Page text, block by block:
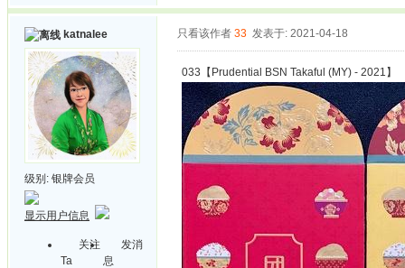
katnalee
级别: 银牌会员
显示用户信息
关注
Ta
发消
息
只看该作者 33 发表于: 2021-04-18
033【Prudential BSN Takaful (MY) - 2021】